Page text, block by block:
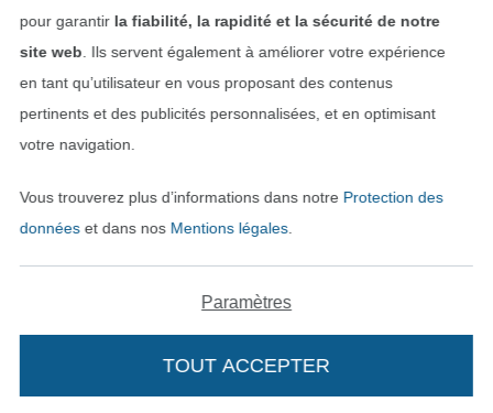
Deutsch
Nederlands
Passer à la boutique
pour garantir la fiabilité, la rapidité et la sécurité de notre
site web . Ils servent également à améliorer votre expérience
en tant qu’utilisateur en vous proposant des contenus
pertinents et des publicités personnalisées, et en optimisant
votre navigation.
Vous trouverez plus d’informations dans notre Protection des
donnéeset dans nos Mentions légales.
Paramètres
TOUT ACCEPTER